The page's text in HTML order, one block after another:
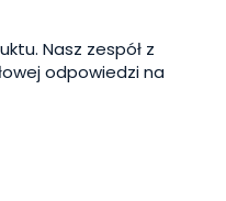
Nasz zespół z
odpowiedzi na